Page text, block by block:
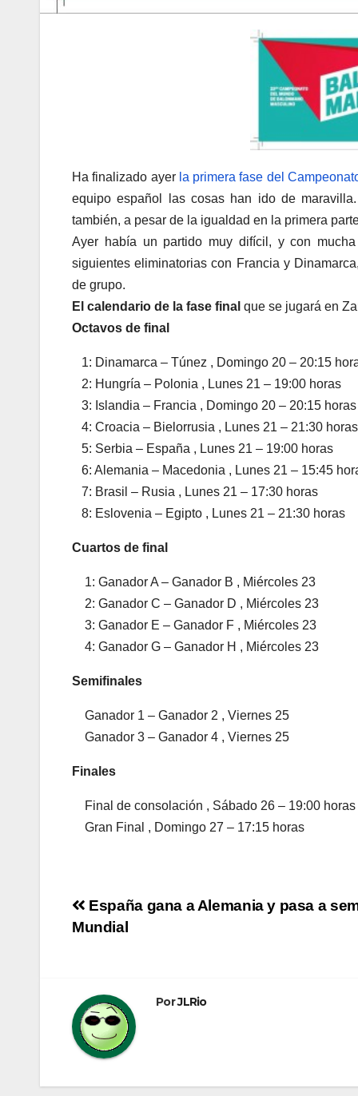
Ha finalizado ayer la primera fase del
equipo español las cosas han ido de
también, a pesar de la igualdad en la primera
Ayer había un partido muy difícil, y con
siguientes eliminatorias con Francia y
de grupo.
El calendario de la fase final que se jugará en
Octavos de final
1: Dinamarca – Túnez , Domingo 20 – 20:15
2: Hungría – Polonia , Lunes 21 – 19:00 horas
3: Islandia – Francia , Domingo 20 – 20:15 horas
4: Croacia – Bielorrusia , Lunes 21 – 21:30 horas
5: Serbia – España , Lunes 21 – 19:00 horas
6: Alemania – Macedonia , Lunes 21 – 15:45
7: Brasil – Rusia , Lunes 21 – 17:30 horas
8: Eslovenia – Egipto , Lunes 21 – 21:30 horas
Cuartos de final
1: Ganador A – Ganador B , Miércoles 23
2: Ganador C – Ganador D , Miércoles 23
3: Ganador E – Ganador F , Miércoles 23
4: Ganador G – Ganador H , Miércoles 23
Semifinales
Ganador 1 – Ganador 2 , Viernes 25
Ganador 3 – Ganador 4 , Viernes 25
Finales
Final de consolación , Sábado 26 – 19:00 horas
Gran Final , Domingo 27 – 17:15 horas
Navegación
España gana a Alemania y pasa a
Mundial
PorJLRio